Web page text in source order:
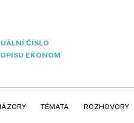
ČÍSLO
EKONOM
TÉMATA ROZHOVORY